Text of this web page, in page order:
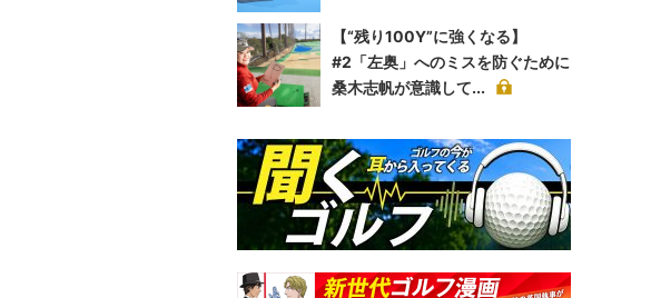
【“残り100Y”に強くなる】
#2「左奥」へのミスを防ぐために
桑木志帆が意識して...